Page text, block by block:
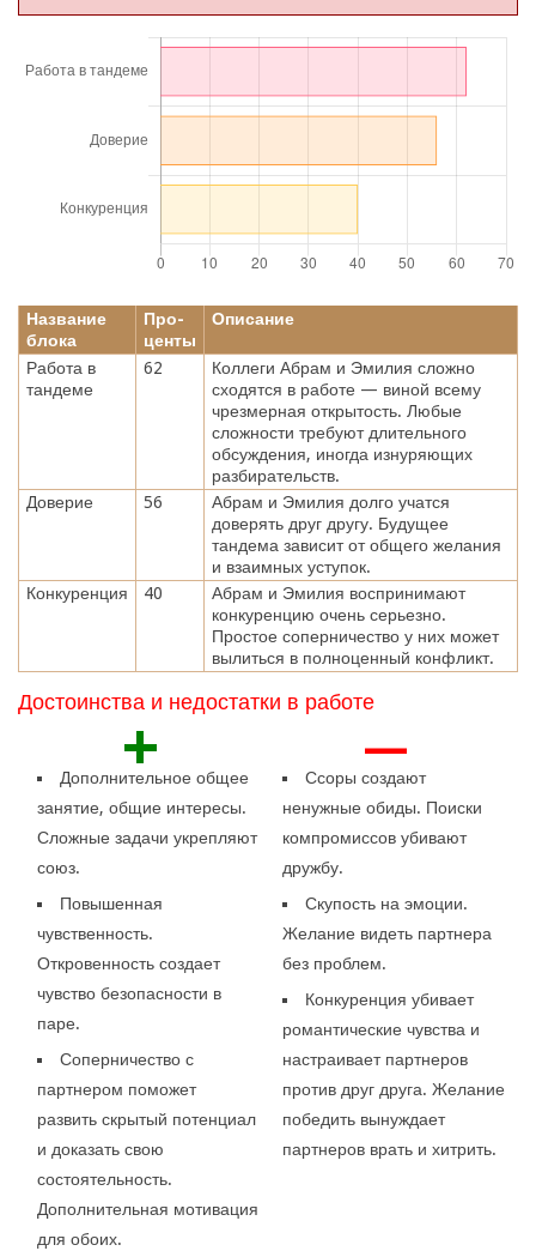
Название
блока
Про-
центы
Описание
Работа в
тандеме
62
Коллеги Абрам и Эмилия сложно
сходятся в работе — виной всему
чрезмерная открытость. Любые
сложности требуют длительного
обсуждения, иногда изнуряющих
разбирательств.
Доверие
56
Абрам и Эмилия долго учатся
доверять друг другу. Будущее
тандема зависит от общего желания
и взаимных уступок.
Конкуренция
40
Абрам и Эмилия воспринимают
конкуренцию очень серьезно.
Простое соперничество у них может
вылиться в полноценный конфликт.
Достоинства и недостатки в работе
+
Дополнительное общее
занятие, общие интересы.
Сложные задачи укрепляют
союз.
Повышенная
чувственность.
Откровенность создает
чувство безопасности в
паре.
Соперничество с
партнером поможет
развить скрытый потенциал
и доказать свою
состоятельность.
Дополнительная мотивация
для обоих.
—
Ссоры создают
ненужные обиды. Поиски
компромиссов убивают
дружбу.
Скупость на эмоции.
Желание видеть партнера
без проблем.
Конкуренция убивает
романтические чувства и
настраивает партнеров
против друг друга. Желание
победить вынуждает
партнеров врать и хитрить.